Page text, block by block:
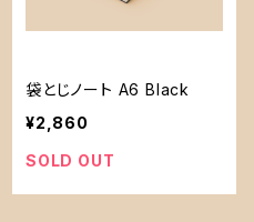
袋とじノート A6 Black
¥2,860
SOLD OUT